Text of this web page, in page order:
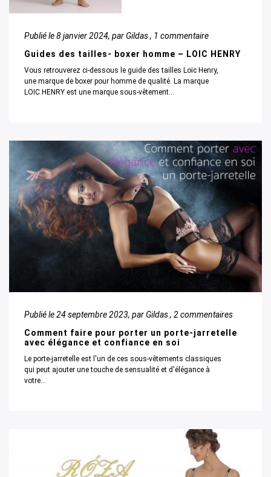
Publié le8 janvier 2024, par Gildas , 1 commentaire
Guides des tailles- boxer homme – LOIC HENRY
Vous retrouverez ci-dessous le guide des tailles Loïc Henry,
une marque de boxer pour homme de qualité. La marque
LOIC HENRY est une marque sous-vêtement...
Publié le24 septembre 2023, par Gildas , 2 commentaires
Comment faire pour porter un porte-jarretelle
avec élégance et confiance en soi
Le porte-jarretelle est l'un de ces sous-vêtements classiques
qui peut ajouter une touche de sensualité et d'élégance à
votre...